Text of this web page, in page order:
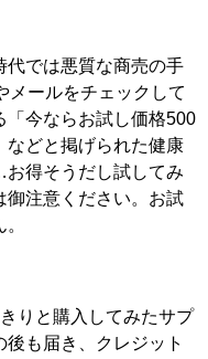
では悪質な商売の手
メールをチェックして
「今ならお試し価格500
などと掲げられた健康
得そうだし試してみ
御注意ください。お試
りと購入してみたサプ
も届き、クレジット